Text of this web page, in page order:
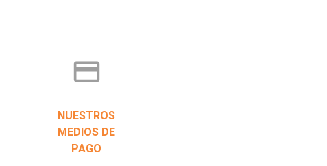
credit_card
NUESTROS
MEDIOS DE
PAGO